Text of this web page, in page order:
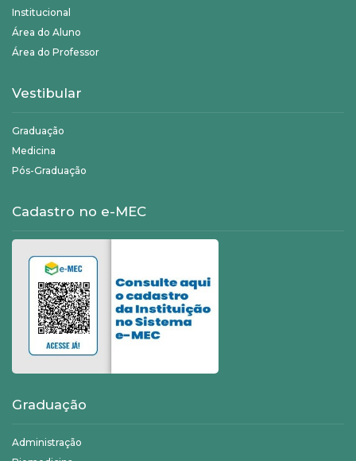
Institucional
Área do Aluno
Área do Professor
Vestibular
Graduação
Medicina
Pós-Graduação
Cadastro no e-MEC
Graduação
Administração